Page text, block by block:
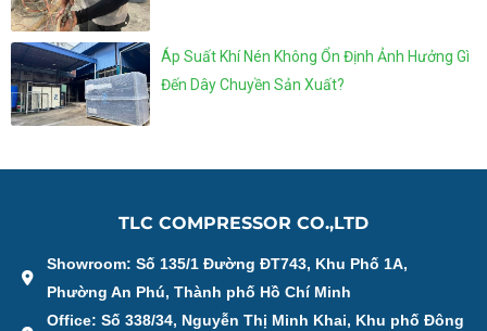
Áp Suất Khí Nén Không Ổn Định Ảnh Hưởng Gì
Đến Dây Chuyền Sản Xuất?
TLC COMPRESSOR CO.,LTD
Showroom: Số 135/1 Đường ĐT743, Khu Phố 1A,
Phường An Phú, Thành phố Hồ Chí Minh
Office: Số 338/34, Nguyễn Thị Minh Khai, Khu phố Đông